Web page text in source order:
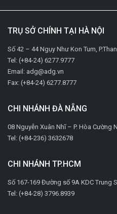
TRỤ SỞ CHÍNH TẠI HÀ NỘI
Số 42 – 44 Ngụy Như Kon Tum,
Tel: (+84-24) 6277.9777
Email: adg@adg.vn
Fax: (+84-24) 6277.8777
CHI NHÁNH ĐÀ NẴNG
08 Nguyễn Xuân Nhĩ – P. Hòa Cường
Tel: (+84-236) 3632678
CHI NHÁNH TP.HCM
Số 167-169 Đường số 9A KDC Trung
Tel: (+84-28) 3796.8939